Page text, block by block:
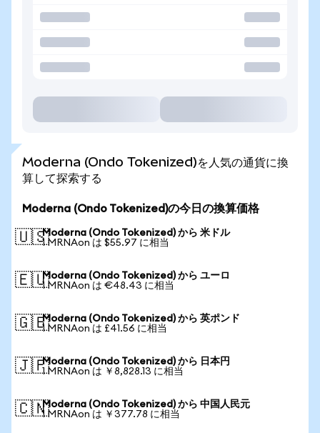
Moderna (Ondo Tokenized)を人気の通貨に換
算して探索する
Moderna (Ondo Tokenized)の今日の換算価格
🇺🇸Moderna (Ondo Tokenized) から 米ドル
1 MRNAon は $55.97 に相当
🇪🇺Moderna (Ondo Tokenized) から ユーロ
1 MRNAon は €48.43 に相当
🇬🇧Moderna (Ondo Tokenized) から 英ポンド
1 MRNAon は £41.56 に相当
🇯🇵Moderna (Ondo Tokenized) から 日本円
1 MRNAon は ￥8,828.13 に相当
🇨🇳Moderna (Ondo Tokenized) から 中国人民元
1 MRNAon は ￥377.78 に相当